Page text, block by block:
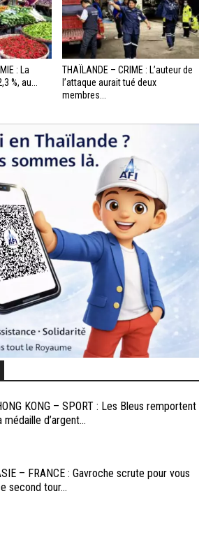
: La
%, au...
THAÏLANDE – CRIME : L’auteur de
l’attaque aurait tué deux
membres...
KONG – SPORT : Les Bleus remportent
médaille d’argent...
– FRANCE : Gavroche scrute pour vous
second tour...